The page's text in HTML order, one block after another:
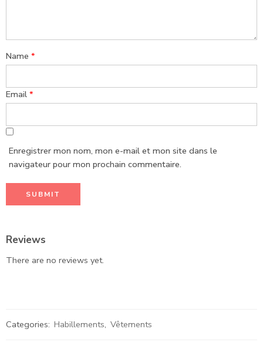
Name *
Email *
Enregistrer mon nom, mon e-mail et mon site dans le
navigateur pour mon prochain commentaire.
Reviews
There are no reviews yet.
Categories: Habillements, Vêtements